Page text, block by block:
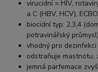
virucidní = HIV,
a C (HBV, HCV), ECBO
biocidní typ: 2,3,4
potravinářský průmysl)
vhodný pro
odstraňuje mastnotu,
jemná parfemace